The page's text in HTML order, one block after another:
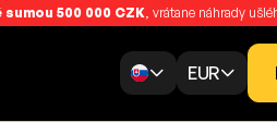
500 000 CZK, vrátane náhrady
EUR